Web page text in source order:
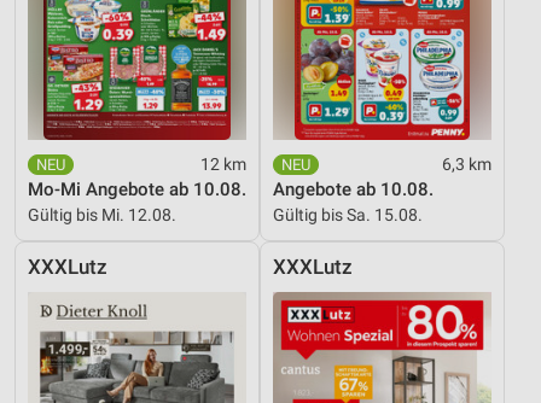
12 km
Mo-Mi Angebote ab 10.08.
Gültig bis Mi. 12.08.
6,3 km
Angebote ab 10.08.
Gültig bis Sa. 15.08.
XXXLutz XXXLutz